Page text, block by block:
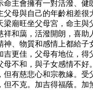
命主會擁有一對活潑、健
父母與自己的年齡相差很
梁廟旺坐父母宮，命主與
祥和藹，活潑開朗，喜助
神、物質和感情上都給子
吉更佳，父母有地位，得
母不和，與子女感情不好
但有慈悲心和宗教緣。受
但不克。加吉得福蔭。加